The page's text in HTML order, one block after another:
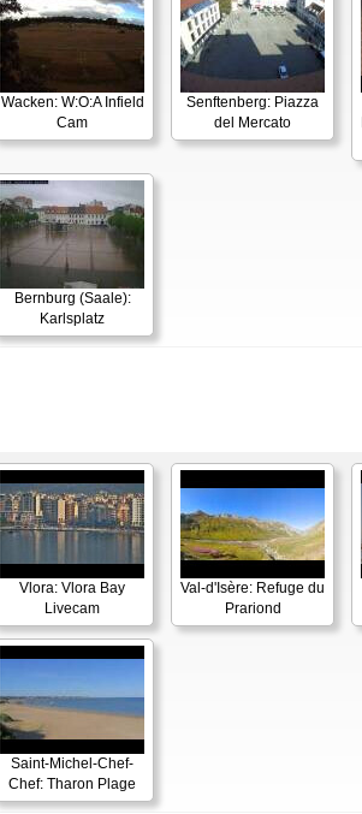
Wacken: W:O:A Infield
Cam
Senftenberg: Piazza
del Mercato
Bernburg (Saale):
Karlsplatz
Vlora: Vlora Bay
Livecam
Val-d'Isère: Refuge du
Prariond
Saint-Michel-Chef-
Chef: Tharon Plage